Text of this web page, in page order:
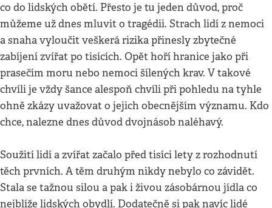
co do lidských obětí. Přesto je tu jeden důvod, proč
můžeme už dnes mluvit o tragédii. Strach lidí z nemoci
a snaha vyloučit veškerá rizika přinesly zbytečné
zabíjení zvířat po tisících. Opět hoří hranice jako při
prasečím moru nebo nemoci šílených krav. V takové
chvíli je vždy šance alespoň chvíli při pohledu na tyhle
ohně zkázy uvažovat o jejich obecnějším významu. Kdo
chce, nalezne dnes důvod dvojnásob naléhavý.
Soužití lidí a zvířat začalo před tisíci lety z rozhodnutí
těch prvních. A těm druhým nikdy nebylo co závidět.
Stala se tažnou silou a pak i živou zásobárnou jídla co
nejblíže lidských obydlí. Dodatečně si pak navíc lidé